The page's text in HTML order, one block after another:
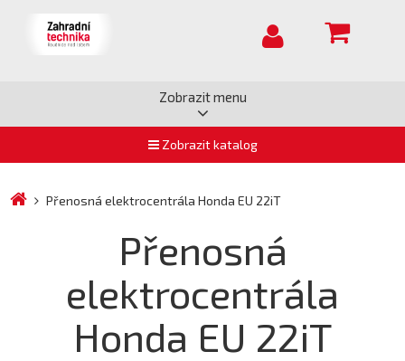
Zobrazit menu
Zobrazit katalog
Přenosná elektrocentrála Honda EU 22iT
Přenosná
elektrocentrála
Honda EU 22iT